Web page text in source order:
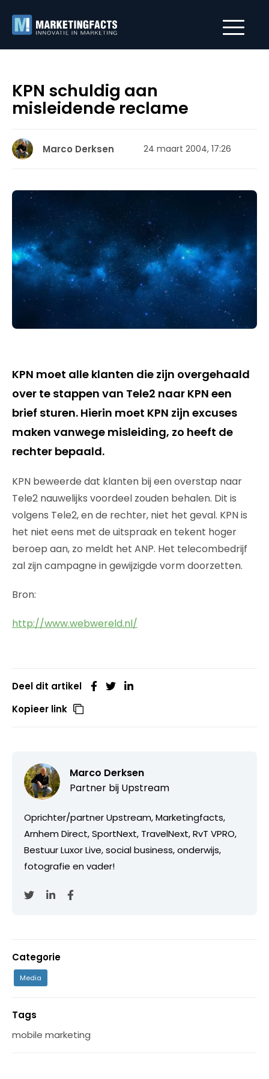
KPN schuldig aan
misleidende reclame
Marco Derksen 24 maart 2004, 17:26
KPN moet alle klanten die zijn overgehaald
over te stappen van Tele2 naar KPN een
brief sturen. Hierin moet KPN zijn excuses
maken vanwege misleiding, zo heeft de
rechter bepaald.
KPN beweerde dat klanten bij een overstap naar
Tele2 nauwelijks voordeel zouden behalen. Dit is
volgens Tele2, en de rechter, niet het geval. KPN is
het niet eens met de uitspraak en tekent hoger
beroep aan, zo meldt het ANP. Het telecombedrijf
zal zijn campagne in gewijzigde vorm doorzetten.
Bron:
http://www.webwereld.nl/
Deel dit artikel
Kopieer link
Marco Derksen
Partner bij Upstream
Oprichter/partner Upstream, Marketingfacts,
Arnhem Direct, SportNext, TravelNext, RvT VPRO,
Bestuur Luxor Live, social business, onderwijs,
fotografie en vader!
Categorie
Media
Tags
mobile marketing